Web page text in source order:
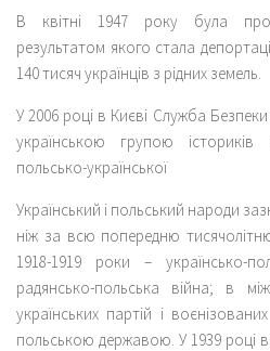
В квітні 1947 року була
результатом якого стала
140 тисяч українців з рідних земель.
У 2006 році в Києві Служба
українською групою
польсько-української
Український і польський народи
ніж за всю попередню
1918-1919 роки – українсько-
радянсько-польська війна; в
українських партій і
польською державою. У 1939 році